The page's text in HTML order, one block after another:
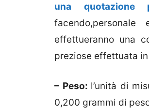
una quotazione
effettueranno una
preziose effettuata in
– Peso: l’unità di
0,200 grammi di